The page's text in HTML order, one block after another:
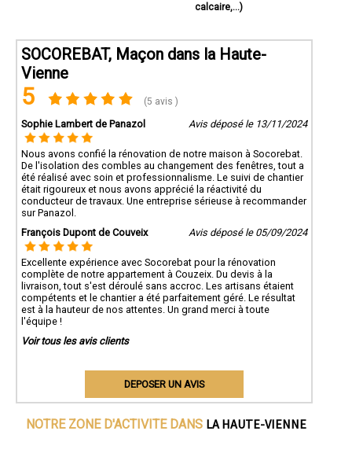
calcaire,...)
SOCOREBAT, Maçon dans la Haute-
Vienne
5 (5 avis )
Sophie Lambert de Panazol Avis déposé le 13/11/2024
Nous avons confié la rénovation de notre maison à Socorebat.
De l'isolation des combles au changement des fenêtres, tout a
été réalisé avec soin et professionnalisme. Le suivi de chantier
était rigoureux et nous avons apprécié la réactivité du
conducteur de travaux. Une entreprise sérieuse à recommander
sur Panazol.
François Dupont de Couveix
Avis déposé le 05/09/2024
Excellente expérience avec Socorebat pour la rénovation
complète de notre appartement à Couzeix. Du devis à la
livraison, tout s'est déroulé sans accroc. Les artisans étaient
compétents et le chantier a été parfaitement géré. Le résultat
est à la hauteur de nos attentes. Un grand merci à toute
l'équipe !
Voir tous les avis clients
DEPOSER UN AVIS
NOTRE ZONE D'ACTIVITE DANS LA HAUTE-VIENNE